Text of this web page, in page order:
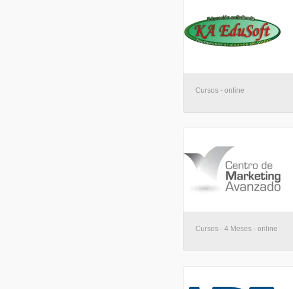
Cursos - online
Cursos - 4 Meses - online